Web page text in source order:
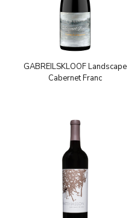
GABREILSKLOOF Landscape
Cabernet Franc